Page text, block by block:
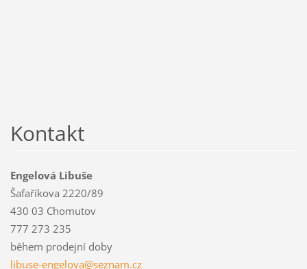
Kontakt
Engelová Libuše
Šafaříkova 2220/89
430 03 Chomutov
777 273 235
během prodejní doby
libuse-engelova@seznam.cz